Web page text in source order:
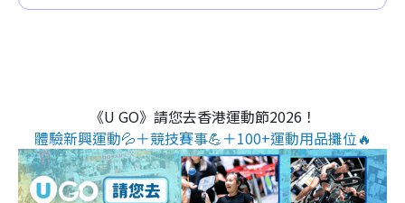
《U GO》請您去香港運動節2026！
體驗新興運動💦＋競技賽事💪＋100+運動用品攤位🔥